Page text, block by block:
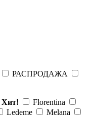
РАСПРОДАЖА
Хит!
Florentina
Ledeme
Melana